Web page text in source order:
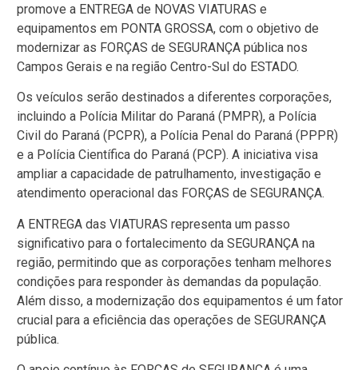
promove a ENTREGA de NOVAS VIATURAS e
equipamentos em PONTA GROSSA, com o objetivo de
modernizar as FORÇAS de SEGURANÇA pública nos
Campos Gerais e na região Centro-Sul do ESTADO.
Os veículos serão destinados a diferentes corporações,
incluindo a Polícia Militar do Paraná (PMPR), a Polícia
Civil do Paraná (PCPR), a Polícia Penal do Paraná (PPPR)
e a Polícia Científica do Paraná (PCP). A iniciativa visa
ampliar a capacidade de patrulhamento, investigação e
atendimento operacional das FORÇAS de SEGURANÇA.
A ENTREGA das VIATURAS representa um passo
significativo para o fortalecimento da SEGURANÇA na
região, permitindo que as corporações tenham melhores
condições para responder às demandas da população.
Além disso, a modernização dos equipamentos é um fator
crucial para a eficiência das operações de SEGURANÇA
pública.